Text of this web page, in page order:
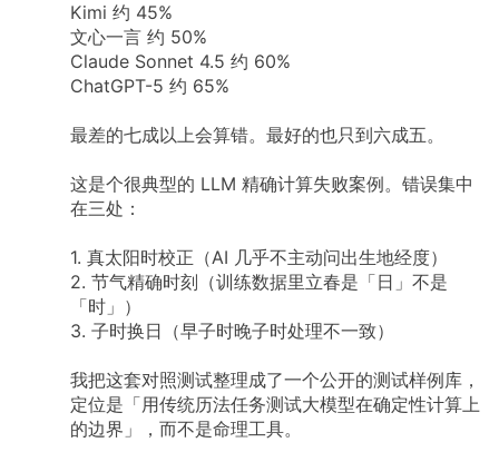
Kimi 约 45%
文心一言 约 50%
Claude Sonnet 4.5 约 60%
ChatGPT-5 约 65%
最差的七成以上会算错。最好的也只到六成五。
这是个很典型的 LLM 精确计算失败案例。错误集中
在三处：
1. 真太阳时校正（AI 几乎不主动问出生地经度）
2. 节气精确时刻（训练数据里立春是「日」不是
「时」）
3. 子时换日（早子时晚子时处理不一致）
我把这套对照测试整理成了一个公开的测试样例库，
定位是「用传统历法任务测试大模型在确定性计算上
的边界」，而不是命理工具。